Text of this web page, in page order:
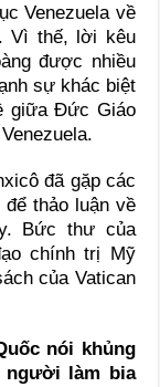
Venezuela về
Vì thế, lời kêu
được nhiều
sự khác biệt
giữa Đức Giáo
đã gặp các
thảo luận về
Bức thư của
chính trị Mỹ
của Vatican
nói khủng
người làm bia